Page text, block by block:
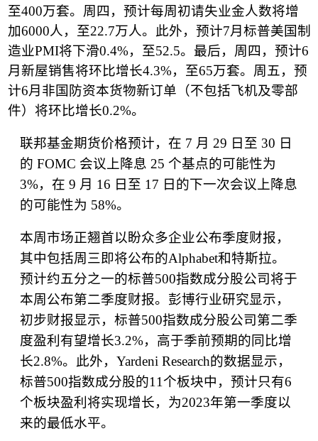
至400万套。周四，预计每周初请失业金人数将增
加6000人，至22.7万人。此外，预计7月标普美国制
造业PMI将下滑0.4%，至52.5。最后，周四，预计6
月新屋销售将环比增长4.3%，至65万套。周五，预
计6月非国防资本货物新订单（不包括飞机及零部
件）将环比增长0.2%。
联邦基金期货价格预计，在 7 月 29 日至 30 日
的 FOMC 会议上降息 25 个基点的可能性为
3%，在 9 月 16 日至 17 日的下一次会议上降息
的可能性为 58%。
本周市场正翘首以盼众多企业公布季度财报，
其中包括周三即将公布的Alphabet和特斯拉。
预计约五分之一的标普500指数成分股公司将于
本周公布第二季度财报。彭博行业研究显示，
初步财报显示，标普500指数成分股公司第二季
度盈利有望增长3.2%，高于季前预期的同比增
长2.8%。此外， Yardeni Research的数据显示，
标普500指数成分股的11个板块中，预计只有6
个板块盈利将实现增长，为2023年第一季度以
来的最低水平。